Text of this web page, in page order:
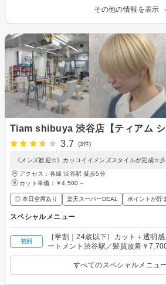
その他の情報を表示
Tiam shibuya 渋谷店【ティアム シ
3.7
(3件)
《メンズ歓迎☆》カッコイイメンズスタイルが完成☆彡
アクセス：各線 渋谷駅 徒歩5分
カット単価： ￥4,500～
◎ 本日空席あり 楽天スーパーDEAL ポイントが貯
スペシャルメニュー
初回
［学割｜24歳以下］カット＋透明
ートメント渋谷駅／髪質改善￥
すべてのスペシャルメニュ